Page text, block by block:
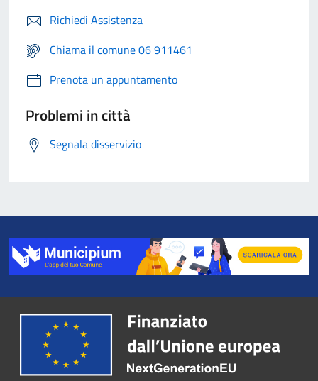
Richiedi Assistenza
Chiama il comune 06 911461
Prenota un appuntamento
Problemi in città
Segnala disservizio